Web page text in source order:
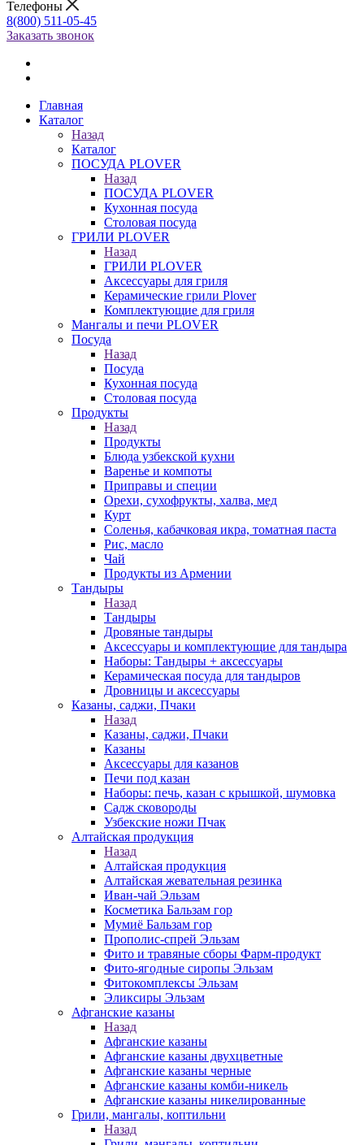
Телефоны
8(800) 511-05-45
Заказать звонок
Главная
Каталог
Назад
Каталог
ПОСУДА PLOVER
Назад
ПОСУДА PLOVER
Кухонная посуда
Столовая посуда
ГРИЛИ PLOVER
Назад
ГРИЛИ PLOVER
Аксессуары для гриля
Керамические грили Plover
Комплектующие для гриля
Мангалы и печи PLOVER
Посуда
Назад
Посуда
Кухонная посуда
Столовая посуда
Продукты
Назад
Продукты
Блюда узбекской кухни
Варенье и компоты
Приправы и специи
Орехи, сухофрукты, халва, мед
Курт
Соленья, кабачковая икра, томатная паста
Рис, масло
Чай
Продукты из Армении
Тандыры
Назад
Тандыры
Дровяные тандыры
Аксессуары и комплектующие для тандыра
Наборы: Тандыры + аксессуары
Керамическая посуда для тандыров
Дровницы и аксессуары
Казаны, саджи, Пчаки
Назад
Казаны, саджи, Пчаки
Казаны
Аксессуары для казанов
Печи под казан
Наборы: печь, казан с крышкой, шумовка
Садж сковороды
Узбекские ножи Пчак
Алтайская продукция
Назад
Алтайская продукция
Алтайская жевательная резинка
Иван-чай Эльзам
Косметика Бальзам гор
Мумиё Бальзам гор
Прополис-спрей Эльзам
Фито и травяные сборы Фарм-продукт
Фито-ягодные сиропы Эльзам
Фитокомплексы Эльзам
Эликсиры Эльзам
Афганские казаны
Назад
Афганские казаны
Афганские казаны двухцветные
Афганские казаны черные
Афганские казаны комби-никель
Афганские казаны никелированные
Грили, мангалы, коптильни
Назад